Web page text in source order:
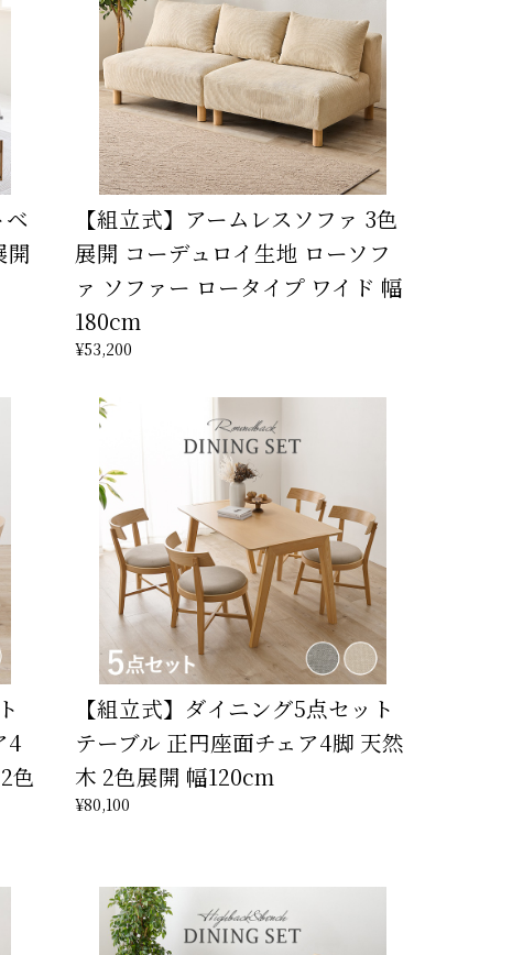
開
【組立式】アームレスソファ 3色
展開 コーデュロイ生地 ローソフ
ァ ソファー ロータイプ ワイド 幅
180cm
¥53,200
4
色
【組立式】ダイニング5点セット
テーブル 正円座面チェア4脚 天然
木 2色展開 幅120cm
¥80,100